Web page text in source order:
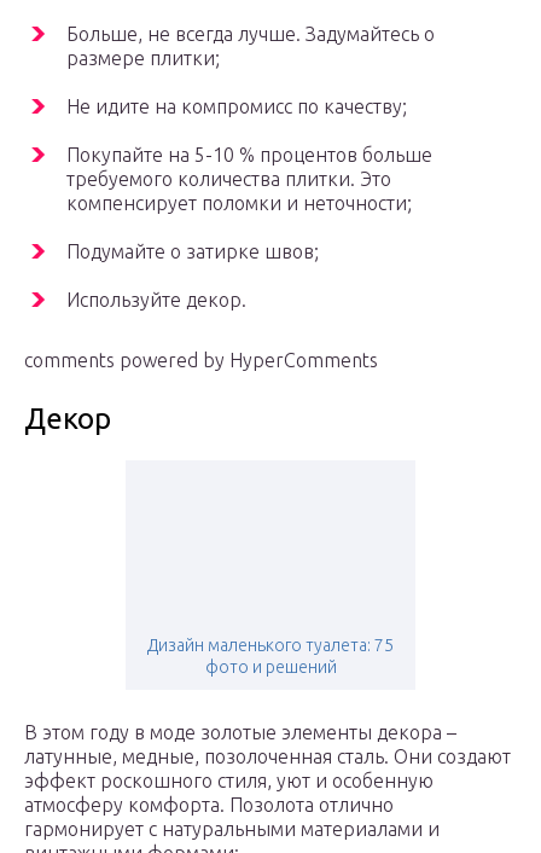
Больше, не всегда лучше. Задумайтесь о
размере плитки;
Не идите на компромисс по качеству;
Покупайте на 5-10 % процентов больше
требуемого количества плитки. Это
компенсирует поломки и неточности;
Подумайте о затирке швов;
Используйте декор.
comments powered by HyperComments
Декор
Дизайн маленького туалета: 75
фото и решений
В этом году в моде золотые элементы декора –
латунные, медные, позолоченная сталь. Они создают
эффект роскошного стиля, уют и особенную
атмосферу комфорта. Позолота отлично
гармонирует с натуральными материалами и